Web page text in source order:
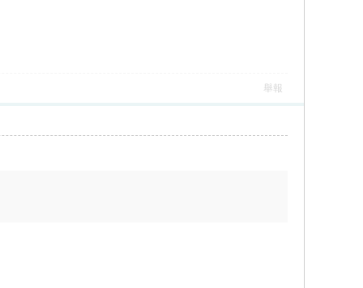
舉報